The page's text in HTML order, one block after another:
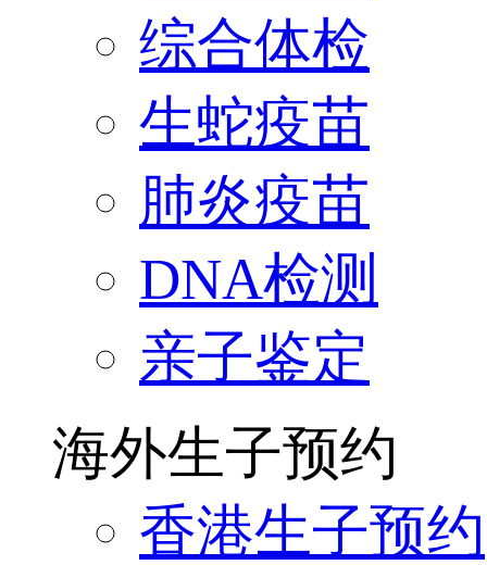
综合体检
生蛇疫苗
肺炎疫苗
DNA检测
亲子鉴定
海外生子预约
香港生子预约